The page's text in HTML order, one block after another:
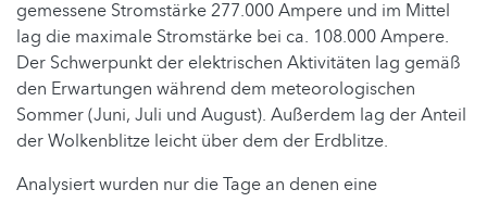
gemessene Stromstärke 277.000 Ampere und im Mittel
lag die maximale Stromstärke bei ca. 108.000 Ampere.
Der Schwerpunkt der elektrischen Aktivitäten lag gemäß
den Erwartungen während dem meteorologischen
Sommer (Juni, Juli und August). Außerdem lag der Anteil
der Wolkenblitze leicht über dem der Erdblitze.
Analysiert wurden nur die Tage an denen eine